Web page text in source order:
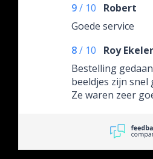
9/ 10
Robert
Goede service
8/ 10
Roy
Bestelling
beeldjes zijn snel
Ze waren zeer
cadeaupapier. 4
een beeldje wat ik
had. Zou op